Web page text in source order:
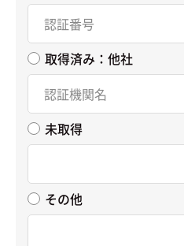
取得済み：他社
未取得
その他